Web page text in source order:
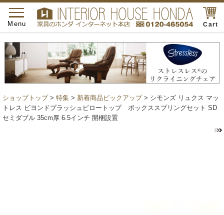
Cart
toggle
navigation
Menu
ショップトップ> 特集 > 新着商品ピックアップ> シモンズ リュクス マッ
トレス ビヨンドプラッシュピロートップ ボックススプリングセット SD
セミダブル 35cm厚 6.5インチ 開梱設置